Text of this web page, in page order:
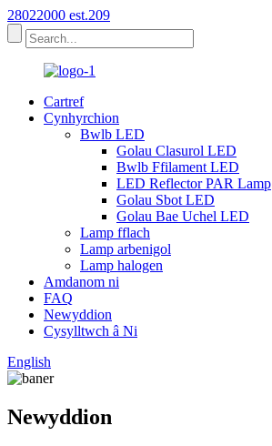
28022000 est.209
Cartref
Cynhyrchion
Bwlb LED
Golau Clasurol LED
Bwlb Ffilament LED
LED Reflector PAR Lamp
Golau Sbot LED
Golau Bae Uchel LED
Lamp fflach
Lamp arbenigol
Lamp halogen
Amdanom ni
FAQ
Newyddion
Cysylltwch â Ni
English
Newyddion